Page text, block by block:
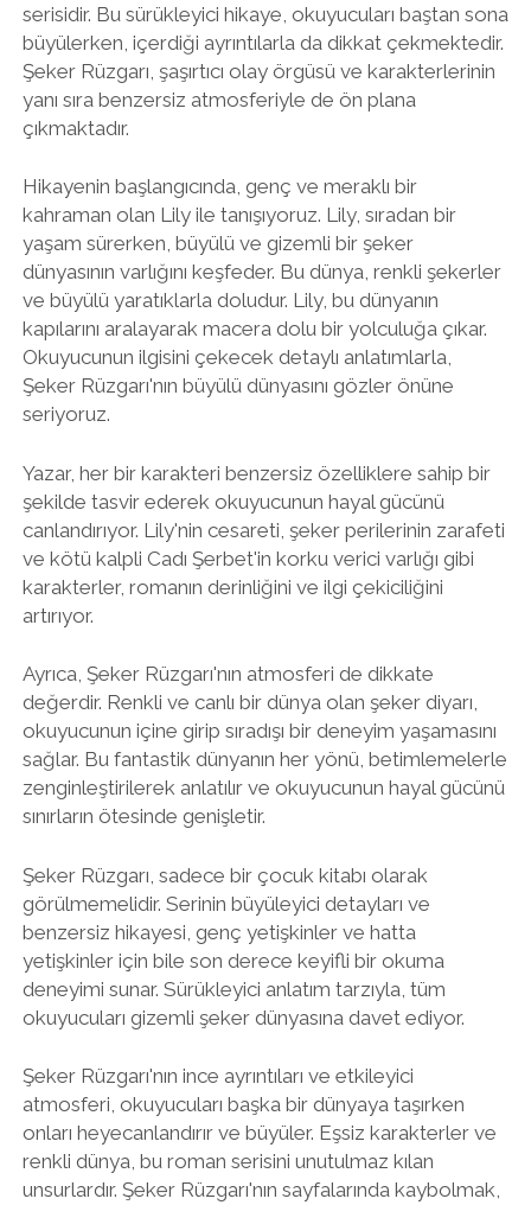
serisidir. Bu sürükleyici hikaye, okuyucuları baştan sona
büyülerken, içerdiği ayrıntılarla da dikkat çekmektedir.
Şeker Rüzgarı, şaşırtıcı olay örgüsü ve karakterlerinin
yanı sıra benzersiz atmosferiyle de ön plana
çıkmaktadır.
Hikayenin başlangıcında, genç ve meraklı bir
kahraman olan Lily ile tanışıyoruz. Lily, sıradan bir
yaşam sürerken, büyülü ve gizemli bir şeker
dünyasının varlığını keşfeder. Bu dünya, renkli şekerler
ve büyülü yaratıklarla doludur. Lily, bu dünyanın
kapılarını aralayarak macera dolu bir yolculuğa çıkar.
Okuyucunun ilgisini çekecek detaylı anlatımlarla,
Şeker Rüzgarı'nın büyülü dünyasını gözler önüne
seriyoruz.
Yazar, her bir karakteri benzersiz özelliklere sahip bir
şekilde tasvir ederek okuyucunun hayal gücünü
canlandırıyor. Lily'nin cesareti, şeker perilerinin zarafeti
ve kötü kalpli Cadı Şerbet'in korku verici varlığı gibi
karakterler, romanın derinliğini ve ilgi çekiciliğini
artırıyor.
Ayrıca, Şeker Rüzgarı'nın atmosferi de dikkate
değerdir. Renkli ve canlı bir dünya olan şeker diyarı,
okuyucunun içine girip sıradışı bir deneyim yaşamasını
sağlar. Bu fantastik dünyanın her yönü, betimlemelerle
zenginleştirilerek anlatılır ve okuyucunun hayal gücünü
sınırların ötesinde genişletir.
Şeker Rüzgarı, sadece bir çocuk kitabı olarak
görülmemelidir. Serinin büyüleyici detayları ve
benzersiz hikayesi, genç yetişkinler ve hatta
yetişkinler için bile son derece keyifli bir okuma
deneyimi sunar. Sürükleyici anlatım tarzıyla, tüm
okuyucuları gizemli şeker dünyasına davet ediyor.
Şeker Rüzgarı'nın ince ayrıntıları ve etkileyici
atmosferi, okuyucuları başka bir dünyaya taşırken
onları heyecanlandırır ve büyüler. Eşsiz karakterler ve
renkli dünya, bu roman serisini unutulmaz kılan
unsurlardır. Şeker Rüzgarı'nın sayfalarında kaybolmak,